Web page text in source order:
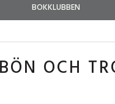
BOKKLUBBEN
OCH